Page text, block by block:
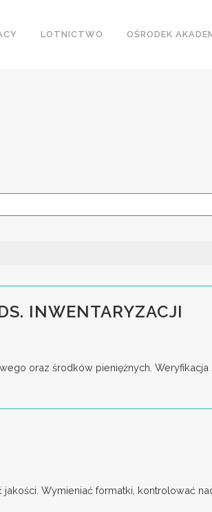
LOTNICTWO OŚRODEK
INWENTARYZACJI
oraz środków pieniężnych. Weryfikacja
Wymieniać formatki, kontrolować